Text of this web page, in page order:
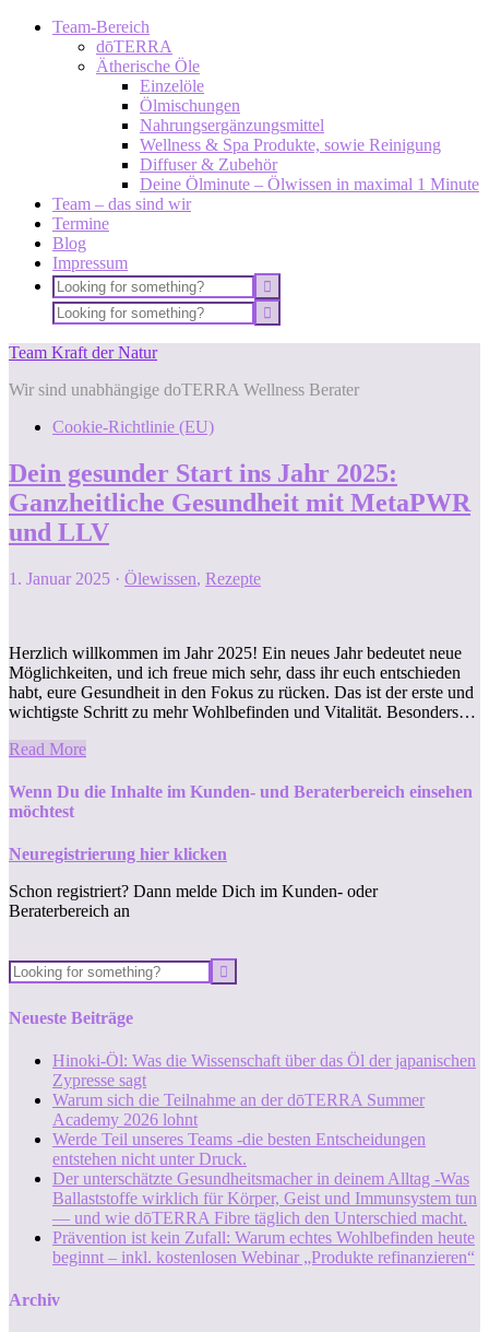
Team-Bereich
dōTERRA
Ätherische Öle
Einzelöle
Ölmischungen
Nahrungsergänzungsmittel
Wellness & Spa Produkte, sowie Reinigung
Diffuser & Zubehör
Deine Ölminute – Ölwissen in maximal 1 Minute
Team – das sind wir
Termine
Blog
Impressum
Team Kraft der Natur
Wir sind unabhängige doTERRA Wellness Berater
Cookie-Richtlinie (EU)
Dein gesunder Start ins Jahr 2025:
Ganzheitliche Gesundheit mit MetaPWR
und LLV
1. Januar 2025 · Ölewissen, Rezepte
Herzlich willkommen im Jahr 2025! Ein neues Jahr bedeutet neue
Möglichkeiten, und ich freue mich sehr, dass ihr euch entschieden
habt, eure Gesundheit in den Fokus zu rücken. Das ist der erste und
wichtigste Schritt zu mehr Wohlbefinden und Vitalität. Besonders…
Read More
Wenn Du die Inhalte im Kunden- und Beraterbereich einsehen
möchtest
Neuregistrierung hier klicken
Schon registriert? Dann melde Dich im Kunden- oder
Beraterbereich an
Neueste Beiträge
Hinoki-Öl: Was die Wissenschaft über das Öl der japanischen
Zypresse sagt
Warum sich die Teilnahme an der dōTERRA Summer
Academy 2026 lohnt
Werde Teil unseres Teams -die besten Entscheidungen
entstehen nicht unter Druck.
Der unterschätzte Gesundheitsmacher in deinem Alltag -Was
Ballaststoffe wirklich für Körper, Geist und Immunsystem tun
— und wie dōTERRA Fibre täglich den Unterschied macht.
Prävention ist kein Zufall: Warum echtes Wohlbefinden heute
beginnt – inkl. kostenlosen Webinar „Produkte refinanzieren“
Archiv